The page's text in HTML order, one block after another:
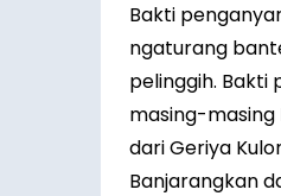
Bakti
ngaturang
pelinggih. Bakti
masing-masing
dari Geriya
Banjarangkan